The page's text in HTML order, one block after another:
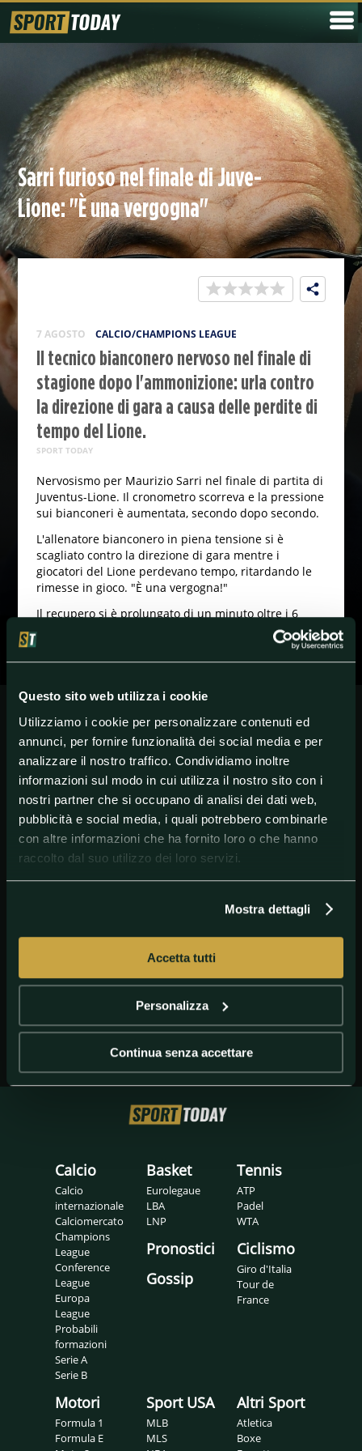
Questo sito web utilizza i cookie
Utilizziamo i cookie per personalizzare contenuti ed
annunci, per fornire funzionalità dei social media e per
analizzare il nostro traffico. Condividiamo inoltre
informazioni sul modo in cui utilizza il nostro sito con i
nostri partner che si occupano di analisi dei dati web,
pubblicità e social media, i quali potrebbero combinarle
con altre informazioni che ha fornito loro o che hanno
raccolto dal suo utilizzo dei loro servizi.
Mostra dettagli
Accetta tutti
Personalizza
Continua senza accettare
Sarri furioso nel finale di Juve-
Lione: "È una vergogna"
7 AGOSTO CALCIO/CHAMPIONS LEAGUE
Il tecnico bianconero nervoso nel finale di
stagione dopo l'ammonizione: urla contro
la direzione di gara a causa delle perdite di
tempo del Lione.
SPORT TODAY
Nervosismo per Maurizio Sarri nel finale di partita di
Juventus-Lione. Il cronometro scorreva e la pressione
sui bianconeri è aumentata, secondo dopo secondo.
L'allenatore bianconero in piena tensione si è
scagliato contro la direzione di gara mentre i
giocatori del Lione perdevano tempo, ritardando le
rimesse in gioco. "È una vergogna!"
Il recupero si è prolungato di un minuto oltre i 6
previsti all'inizio a causa dei cambi e delle perdite di
tempo. La Juventus, comunque, non è riuscita a
trovare il 3-1 finale.
#ChampionsLeague #Juventus #SerieA
Calcio
Calcio
internazionale
Calciomercato
Champions
League
Conference
League
Europa
League
Probabili
formazioni
Serie A
Serie B
Basket
Eurolegaue
LBA
LNP
Pronostici
Gossip
Tennis
ATP
Padel
WTA
Ciclismo
Giro d'Italia
Tour de
France
Motori
Formula 1
Formula E
Sport USA
MLB
MLS
Altri Sport
Atletica
Boxe